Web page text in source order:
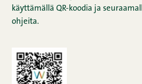
käyttämällä QR-koodia ja
ohjeita.